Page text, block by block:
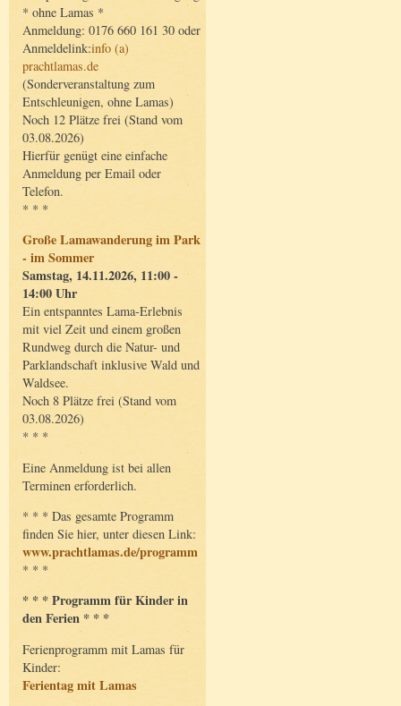
* ohne Lamas *
Anmeldung: 0176 660 161 30 oder
Anmeldelink:info (a)
prachtlamas.de
(Sonderveranstaltung zum
Entschleunigen, ohne Lamas)
Noch 12 Plätze frei (Stand vom
03.08.2026)
Hierfür genügt eine einfache
Anmeldung per Email oder
Telefon.
* * *
Große Lamawanderung im Park
- im Sommer
Samstag, 14.11.2026, 11:00 -
14:00 Uhr
Ein entspanntes Lama-Erlebnis
mit viel Zeit und einem großen
Rundweg durch die Natur- und
Parklandschaft inklusive Wald und
Waldsee.
Noch 8 Plätze frei (Stand vom
03.08.2026)
* * *
Eine Anmeldung ist bei allen
Terminen erforderlich.
* * * Das gesamte Programm
finden Sie hier, unter diesen Link:
www.prachtlamas.de/programm
* * *
* * * Programm für Kinder in
den Ferien * * *
Ferienprogramm mit Lamas für
Kinder:
Ferientag mit Lamas